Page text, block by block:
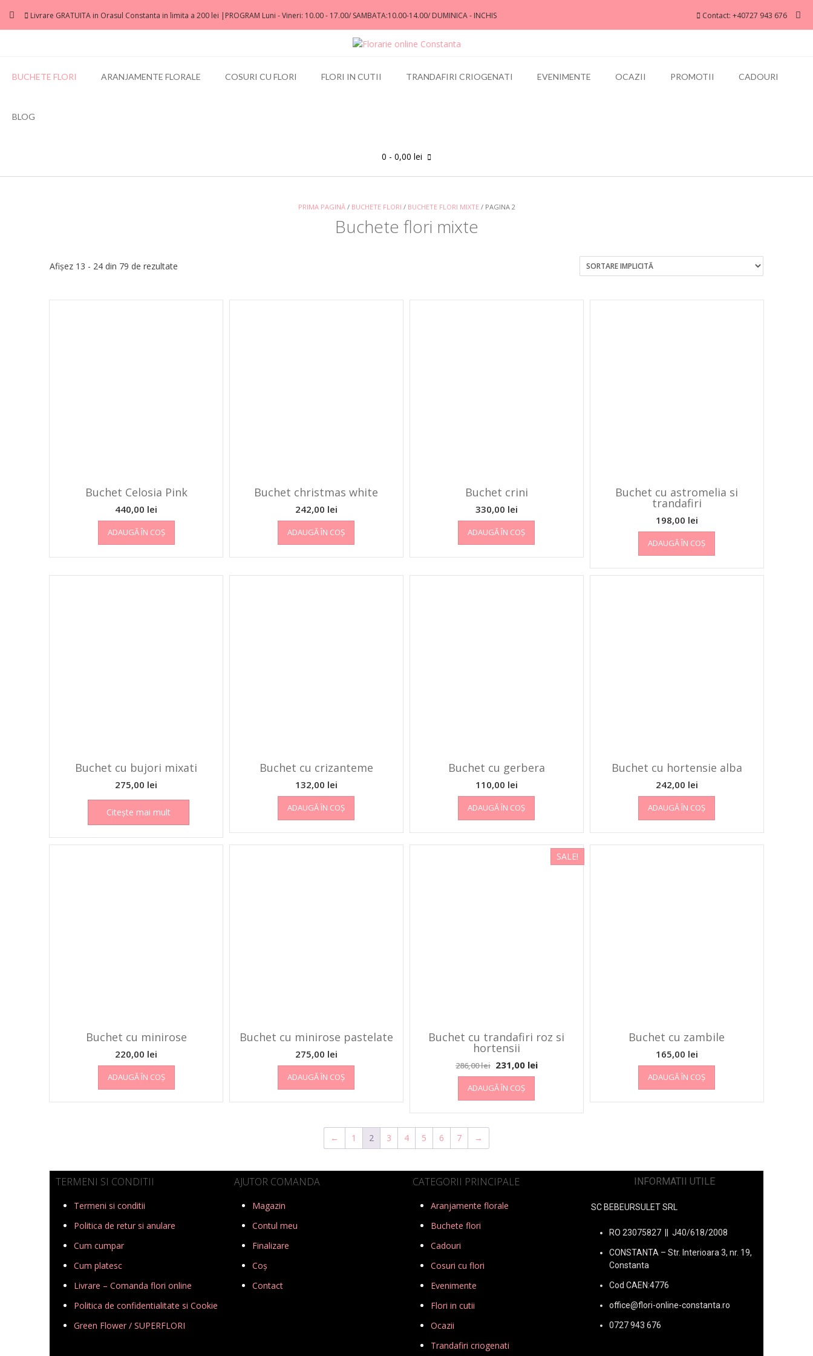
Livrare GRATUITA in Orasul Constanta in limita a 200 lei |PROGRAM Luni - Vineri: 10.00 - 17.00/ SAMBATA:10.00-14.00/ DUMINICA - INCHIS Contact: +40727 943 676
BUCHETE FLORI ARANJAMENTE FLORALE COSURI CU FLORI FLORI IN CUTII TRANDAFIRI CRIOGENATI EVENIMENTE OCAZII PROMOTII CADOURI
BLOG
0 - 0,00 lei
PRIMA PAGINĂ/ BUCHETE FLORI / BUCHETE FLORI MIXTE/ PAGINA 2
Buchete flori mixte
Afișez 13 - 24 din 79 de rezultate
Buchet Celosia Pink
440,00 lei
ADAUGĂ ÎN COȘ
Buchet christmas white
242,00 lei
ADAUGĂ ÎN COȘ
Buchet crini
330,00 lei
ADAUGĂ ÎN COȘ
Buchet cu astromelia si
trandafiri
198,00 lei
ADAUGĂ ÎN COȘ
Buchet cu bujori mixati
275,00 lei
Citește mai mult
Buchet cu crizanteme
132,00 lei
ADAUGĂ ÎN COȘ
Buchet cu gerbera
110,00 lei
ADAUGĂ ÎN COȘ
Buchet cu hortensie alba
242,00 lei
ADAUGĂ ÎN COȘ
Buchet cu minirose
220,00 lei
ADAUGĂ ÎN COȘ
Buchet cu minirose pastelate
275,00 lei
ADAUGĂ ÎN COȘ
SALE!
Buchet cu trandafiri roz si
hortensii
286,00lei 231,00 lei
ADAUGĂ ÎN COȘ
Buchet cu zambile
165,00 lei
ADAUGĂ ÎN COȘ
← 1 2 3 4 5 6 7 →
TERMENI SI CONDITII
Termeni si conditii
Politica de retur si anulare
Cum cumpar
Cum platesc
Livrare – Comanda flori online
Politica de confidentialitate si Cookie
Green Flower / SUPERFLORI
AJUTOR COMANDA
Magazin
Contul meu
Finalizare
Coș
Contact
CATEGORII PRINCIPALE
Aranjamente florale
Buchete flori
Cadouri
Cosuri cu flori
Evenimente
Flori in cutii
Ocazii
Trandafiri criogenati
INFORMATII UTILE
SC BEBEURSULET SRL
RO 23075827 || J40/618/2008
CONSTANTA – Str. Interioara 3, nr. 19,
Constanta
Cod CAEN:4776
office@flori-online-constanta.ro
0727 943 676